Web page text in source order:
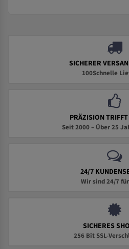
SICHERER
100Schnelle
PRÄZISION
Seit 2000 – Über 25
24/7
Wir sind 24/7
SICHERES
256 Bit SSL-